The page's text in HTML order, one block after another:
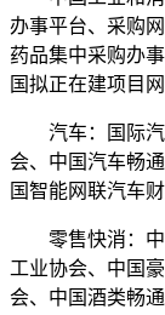
办事平台、采购
药品集中采购办
国拟正在建项目网
汽车：国际汽
会、中国汽车畅
国智能网联汽车
零售快消：中
工业协会、中国
会、中国酒类畅